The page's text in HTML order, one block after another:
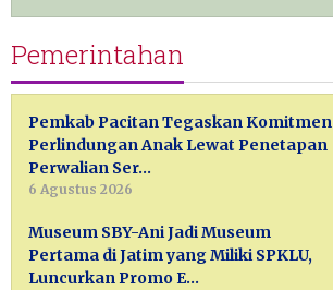
Pemerintahan
Pemkab Pacitan Tegaskan Komitmen
Perlindungan Anak Lewat Penetapan
Perwalian Ser…
6 Agustus 2026
Museum SBY-Ani Jadi Museum
Pertama di Jatim yang Miliki SPKLU,
Luncurkan Promo E…